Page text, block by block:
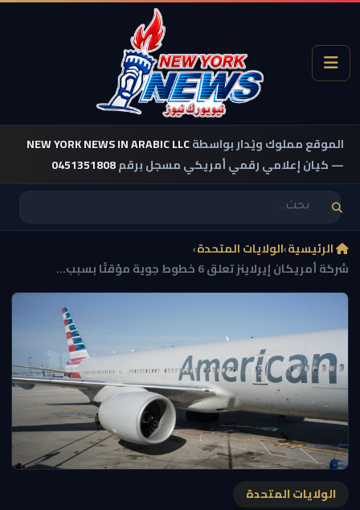
الموقع مملوك ويُدار بواسطةNEW YORK NEWS IN ARABIC LLC
— كيان إعلامي رقمي أمريكي مسجل برقم0451351808
الرئيسية›الولايات المتحدة›
شركة أمريكان إيرلاينز تعلق 6 خطوط جوية مؤقتًا بسبب...
الولايات المتحدة